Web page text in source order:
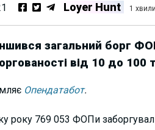
Loyer Hunt 1
загальний борг
від 10 до 100
Опендатабот.
року 769 053 ФОПи